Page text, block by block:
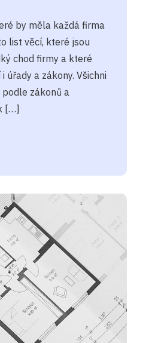
by měla každá firma
list věcí, které jsou
chod firmy a které
úřady a zákony. Všichni
zákonů a
[…]